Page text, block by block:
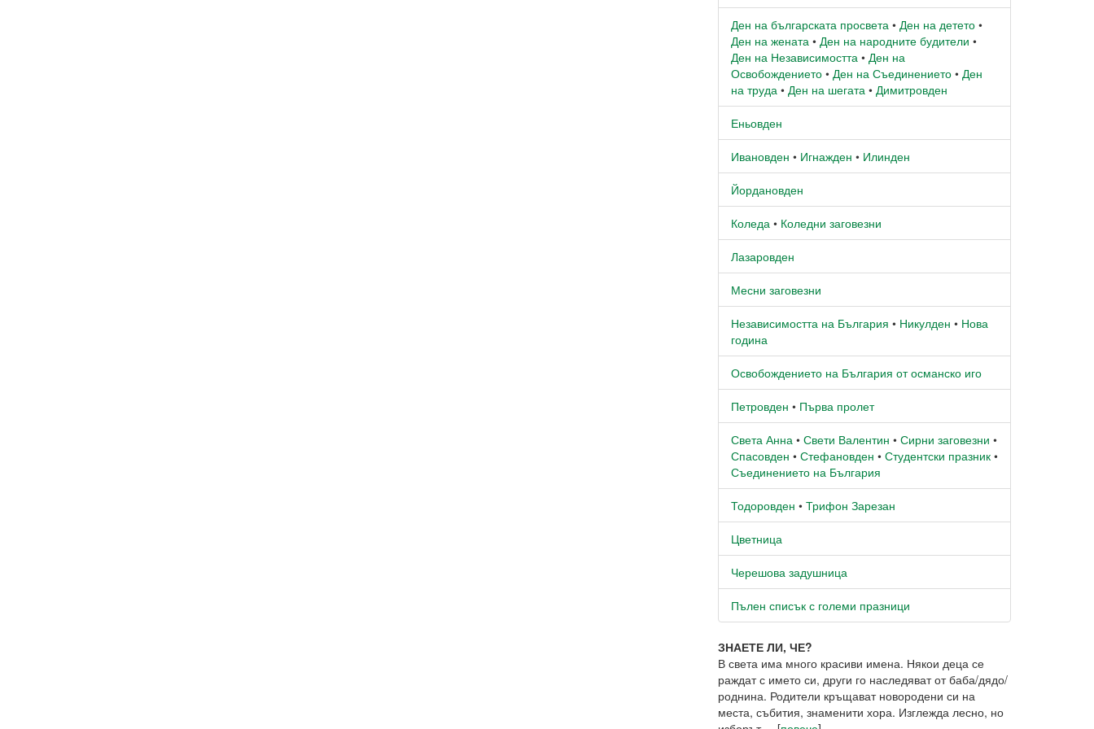
Ден на българската просвета • Ден на детето •
Ден на жената • Ден на народните будители •
Ден на Независимостта • Ден на
Освобождението • Ден на Съединението • Ден
на труда • Ден на шегата • Димитровден
Еньовден
Ивановден • Игнажден • Илинден
Йордановден
Коледа • Коледни заговезни
Лазаровден
Месни заговезни
Независимостта на България • Никулден • Нова
година
Освобождението на България от османско иго
Петровден • Първа пролет
Света Анна • Свети Валентин • Сирни заговезни •
Спасовден • Стефановден • Студентски празник •
Съединението на България
Тодоровден • Трифон Зарезан
Цветница
Черешова задушница
Пълен списък с големи празници
ЗНАЕТЕ ЛИ, ЧЕ?
В света има много красиви имена. Някои деца се
раждат с името си, други го наследяват от баба/дядо/
роднина. Родители кръщават новородени си на
места, събития, знаменити хора. Изглежда лесно, но